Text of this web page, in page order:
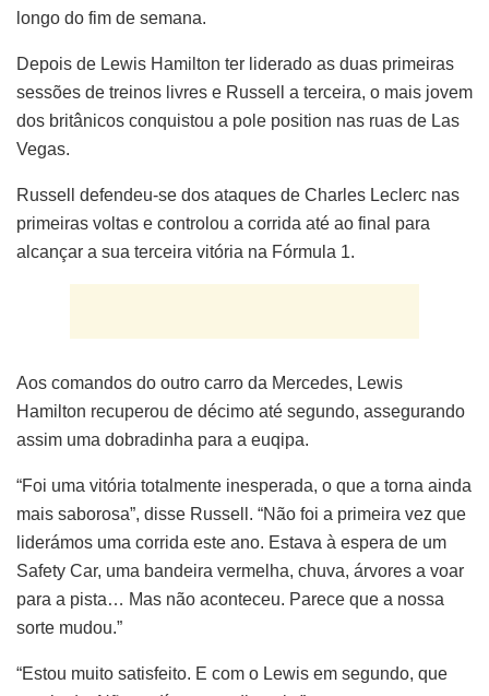
longo do fim de semana.
Depois de Lewis Hamilton ter liderado as duas primeiras
sessões de treinos livres e Russell a terceira, o mais jovem
dos britânicos conquistou a pole position nas ruas de Las
Vegas.
Russell defendeu-se dos ataques de Charles Leclerc nas
primeiras voltas e controlou a corrida até ao final para
alcançar a sua terceira vitória na Fórmula 1.
Aos comandos do outro carro da Mercedes, Lewis
Hamilton recuperou de décimo até segundo, assegurando
assim uma dobradinha para a euqipa.
“Foi uma vitória totalmente inesperada, o que a torna ainda
mais saborosa”, disse Russell. “Não foi a primeira vez que
liderámos uma corrida este ano. Estava à espera de um
Safety Car, uma bandeira vermelha, chuva, árvores a voar
para a pista… Mas não aconteceu. Parece que a nossa
sorte mudou.”
“Estou muito satisfeito. E com o Lewis em segundo, que